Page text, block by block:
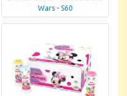
Wars - S60